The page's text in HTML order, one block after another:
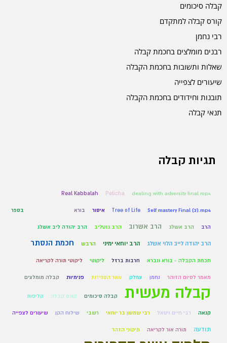
קבלה סיכומים
קורס קבלה למתקדם
רבי נחמן
רבנים מומלצים בחכמת קבלה
שאלות ותשובות בחכמת הקבלה
שיעורים לצפייה
תובנות וחידודים בחכמת הקבלה
תנאי קבלה
תגיות קבלה
dealing with adversity final.mp4
Peticha
Real Kabbalah
Self mastery Final (2).mp4
Tree of Life איסור בורא בספר
הרב הרב אשלג הרב אשרוב הרב גוטליב הרב יהודה ליב אשלג
הרב יהודה לייב הלוי אשלג הרב יוחאי ימיני הרבש חכמת הנסתר
חכמת הקבלה - בורא ונברא חרבות ברזל ליקוטי ליקוטי תורה לקריאה
מאמר לסיום הזוהר נחמן עמלק עשר הספירות פנימיות קבלה מומלצים
קבלה מעשית קבלה סיכומים קורס קבלה קליפות
קנאה רבי חיים ויטאל רבי שמעון בר יוחאי רשבי שילוח הקן שיעורים לצפייה
תודעה תורה אור לקריאה תיקוני הזהר